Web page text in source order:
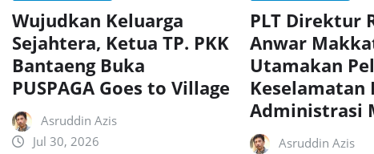
Wujudkan Keluarga
Sejahtera, Ketua TP. PKK
Bantaeng Buka
PUSPAGA Goes to Village
Asruddin Azis
Jul 30, 2026
PLT Direktur
Anwar
Utamakan
Keselamatan
Administrasi
Asruddin Azis